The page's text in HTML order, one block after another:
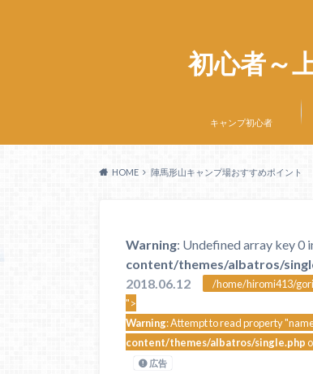
初心者～
キャンプ初心者
HOME 陣馬形山キャンプ場おすすめポイント
Warning: Undefined array key 0
content/themes/albatros/
2018.06.12
/home/hiromi413/
">
Warning: Attempt to read property
content/themes/albatros/single.php
広告